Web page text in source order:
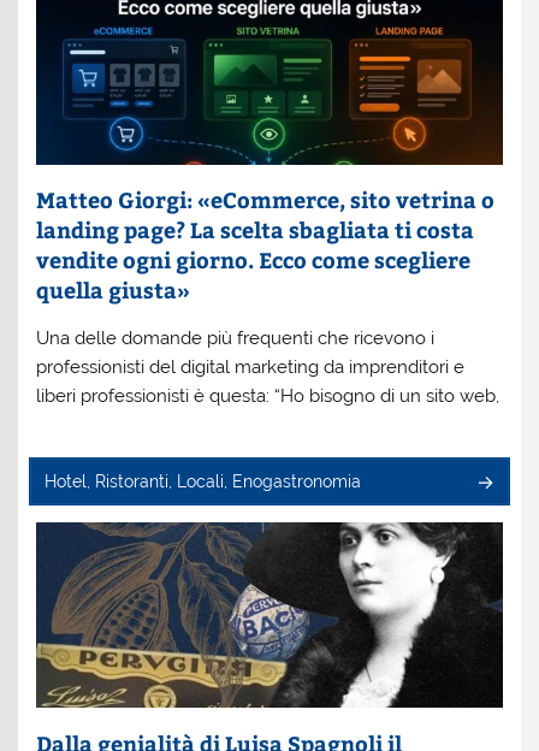
Matteo Giorgi: «eCommerce, sito vetrina o
landing page? La scelta sbagliata ti costa
vendite ogni giorno. Ecco come scegliere
quella giusta»
Una delle domande più frequenti che ricevono i
professionisti del digital marketing da imprenditori e
liberi professionisti è questa: “Ho bisogno di un sito web,
Hotel, Ristoranti, Locali, Enogastronomia
Dalla genialità di Luisa Spagnoli il